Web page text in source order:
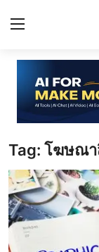
Home
Contact
AI Tools
ChatGPT
ข่าว AI รอบโลก
ThaiGPT Builder
Tag: โฆษณ